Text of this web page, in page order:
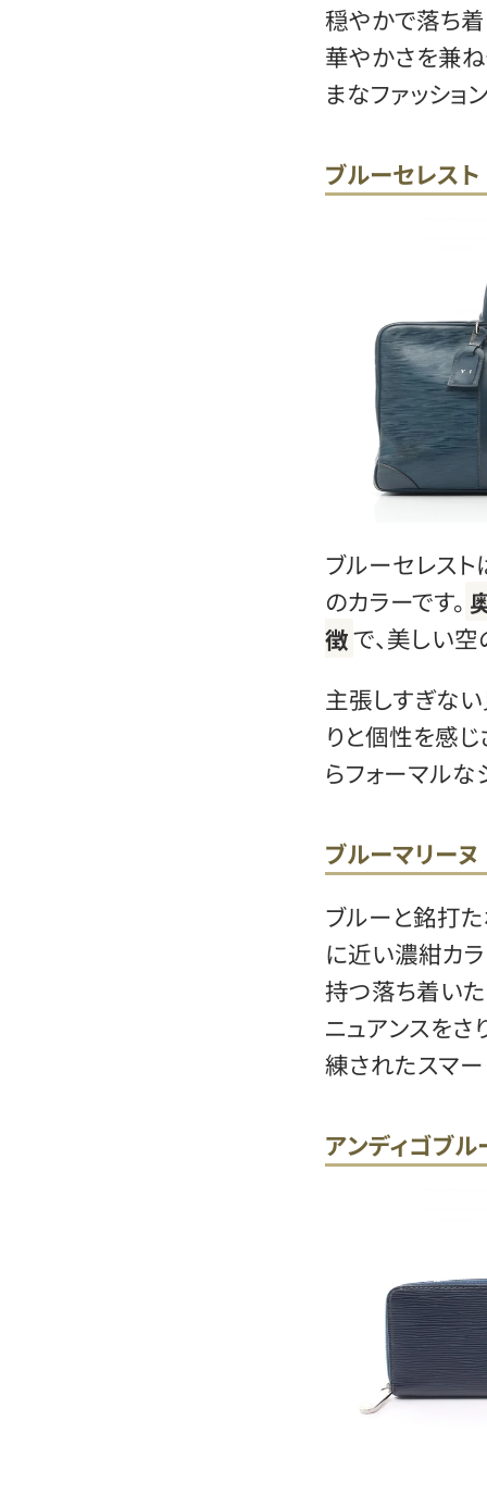
穏やかで落ち
華やかさを兼
まなファッショ
ブルーセレスト
ブルーセレス
のカラーです。
徴で、美しい
主張しすぎな
りと個性を感
らフォーマルな
ブルーマリーヌ
ブルーと銘打
に近い濃紺カ
持つ落ち着い
ニュアンスをさ
練されたスマー
アンディゴブル